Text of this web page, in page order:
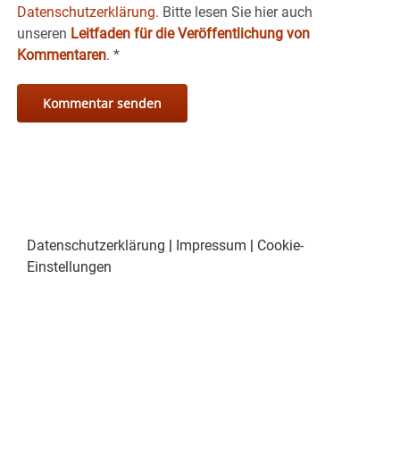
Datenschutzerklärung. Bitte lesen Sie hier auch
unseren Leitfaden für die Veröffentlichung von
Kommentaren. *
Datenschutzerklärung | Impressum | Cookie-
Einstellungen